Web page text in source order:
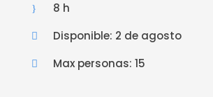
8 h
Disponible: 2 de agosto
Max personas: 15